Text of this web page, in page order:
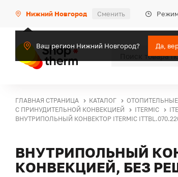
Нижний Новгород Сменить
Ваш регион Нижний Новгород? Да,
ГЛАВНАЯ СТРАНИЦА КАТАЛОГ
С ПРИНУДИТЕЛЬНОЙ КОНВЕКЦИЕЙ
ITERMIC
ВНУТРИПОЛЬНЫЙ КОНВЕКТОР ITERMIC
ВНУТРИПОЛЬНЫЙ
КОНВЕКЦИЕЙ, БЕЗ